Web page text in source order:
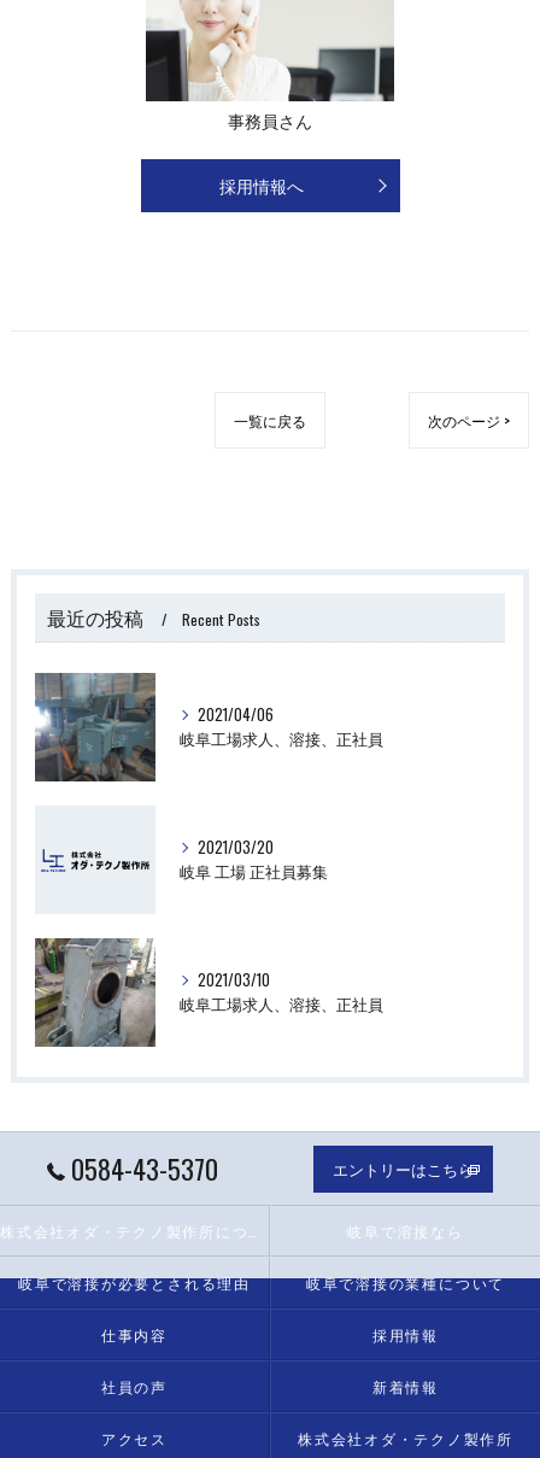
事務員さん
採用情報へ
一覧に戻る 次のページ >
最近の投稿 Recent Posts
2021/04/06
岐阜工場求人、溶接、正社員
2021/03/20
岐阜 工場 正社員募集
2021/03/10
岐阜工場求人、溶接、正社員
0584-43-5370 エントリーはこちら
岐阜で溶接なら
岐阜で溶接が必要とされる理由 岐阜で溶接の業種について
仕事内容 採用情報
社員の声 新着情報
アクセス 株式会社オダ・テクノ製作所